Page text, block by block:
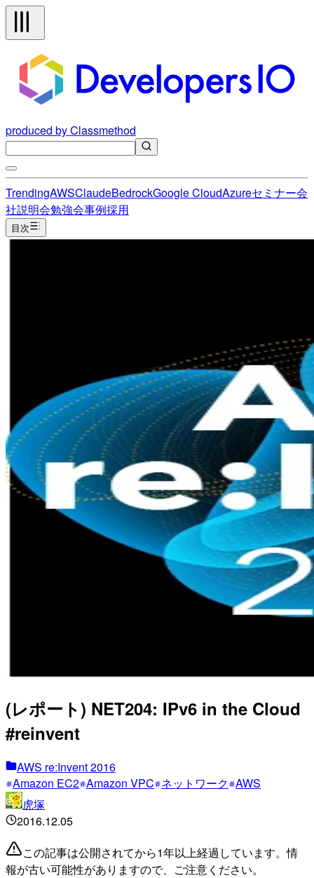
produced by Classmethod
TrendingAWSClaudeBedrockGoogle CloudAzureセミナー会
社説明会勉強会事例採用
目次
(レポート) NET204: IPv6 in the Cloud
#reinvent
AWS re:Invent 2016
Amazon EC2 Amazon VPC ネットワーク AWS
虎塚
2016.12.05
この記事は公開されてから1年以上経過しています。情
報が古い可能性がありますので、ご注意ください。